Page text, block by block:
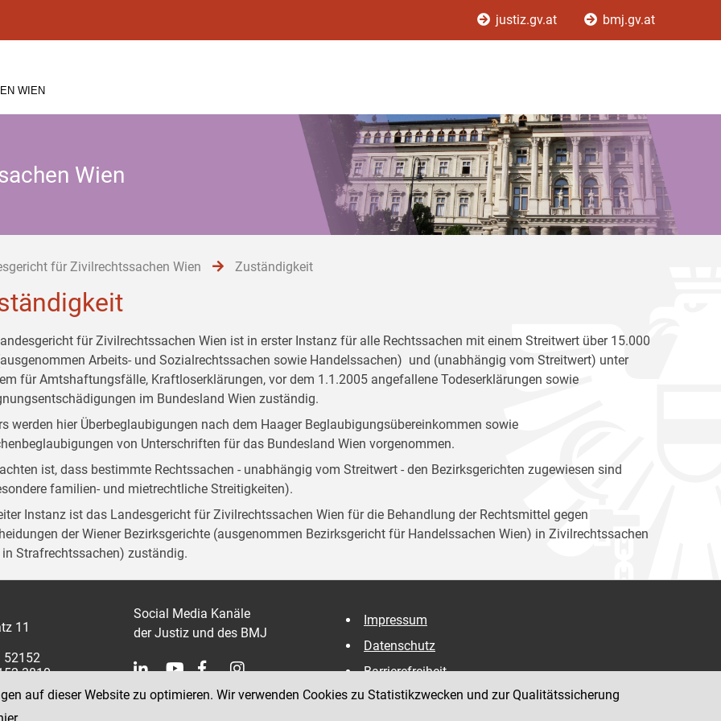
justiz.gv.at bmj.gv.at
WIEN
Wien
für Zivilrechtssachen Wien Zuständigkeit
für Zivilrechtssachen Wien ist in erster Instanz für alle Rechtssachen mit einem Streitwert über 15.000
Arbeits- und Sozialrechtssachen sowie Handelssachen) und (unabhängig vom Streitwert) unter
für Amtshaftungsfälle, Kraftloserklärungen, vor dem 1.1.2005 angefallene Todeserklärungen sowie
im Bundesland Wien zuständig.
werden hier Überbeglaubigungen nach dem Haager Beglaubigungsübereinkommen sowie
von Unterschriften für das Bundesland Wien vorgenommen.
ist, dass bestimmte Rechtssachen - unabhängig vom Streitwert - den Bezirksgerichten zugewiesen sind
familien- und mietrechtliche Streitigkeiten).
Instanz ist das Landesgericht für Zivilrechtssachen Wien für die Behandlung der Rechtsmittel gegen
der Wiener Bezirksgerichte (ausgenommen Bezirksgericht für Handelssachen Wien) in Zivilrechtssachen
Strafrechtssachen) zuständig.
11
52152
3810
Social Media Kanäle
der Justiz und des BMJ
Impressum
Datenschutz
Barrierefreiheit
Hinweisgeber:innenplattform (für Mitarbeiter:innen)
auf dieser Website zu optimieren. Wir verwenden Cookies zu Statistikzwecken und zur Qualitätssicherung